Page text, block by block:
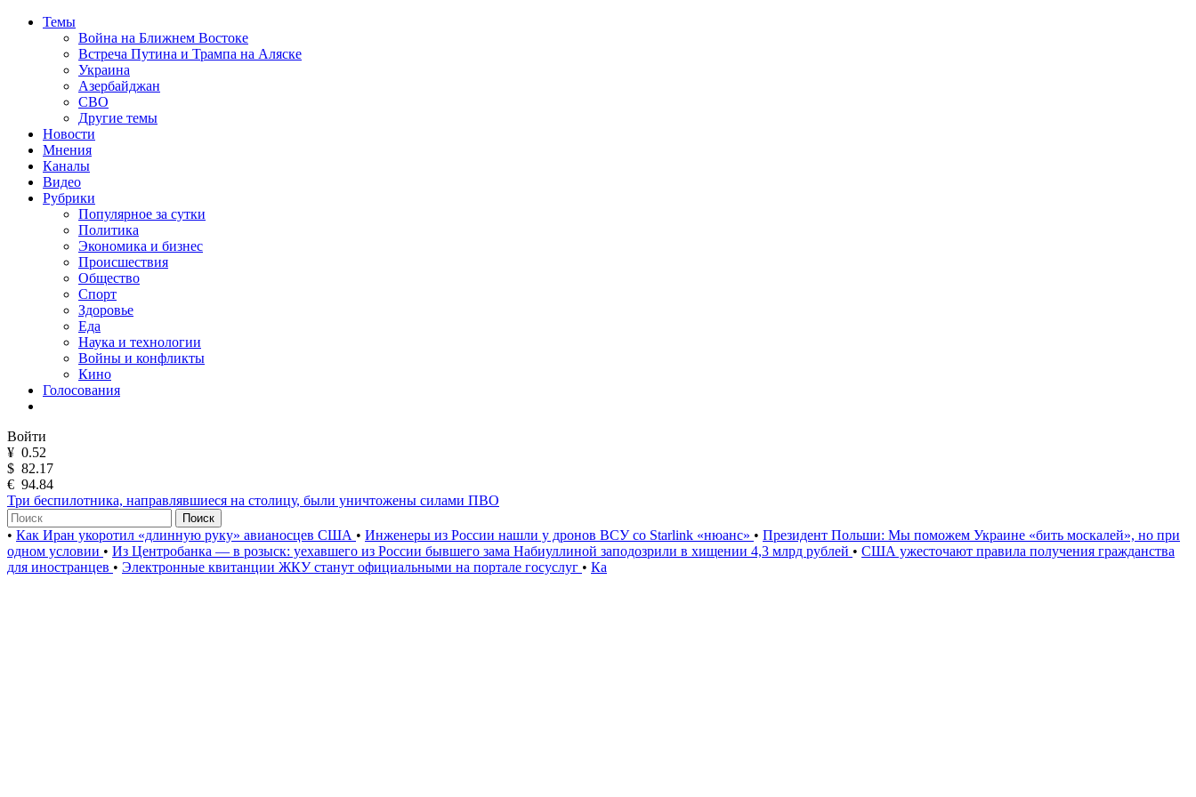
Темы
Война на Ближнем Востоке
Встреча Путина и Трампа на Аляске
Украина
Азербайджан
СВО
Другие темы
Новости
Мнения
Каналы
Видео
Рубрики
Популярное за сутки
Политика
Экономика и бизнес
Происшествия
Общество
Спорт
Здоровье
Еда
Наука и технологии
Войны и конфликты
Кино
Голосования
Войти
¥ 0.52
$ 82.17
€ 94.84
Три беспилотника, направлявшиеся на столицу, были уничтожены силами ПВО
Поиск
• Как Иран укоротил «длинную руку» авианосцев США • Инженеры из России нашли у дронов ВСУ со Starlink «нюанс» • Президент Польши: Мы поможем Украине «бить москалей», но при
одном условии • Из Центробанка — в розыск: уехавшего из России бывшего зама Набиуллиной заподозрили в хищении 4,3 млрд рублей • США ужесточают правила получения гражданства
для иностранцев • Электронные квитанции ЖКУ станут официальными на портале госуслуг • Ка